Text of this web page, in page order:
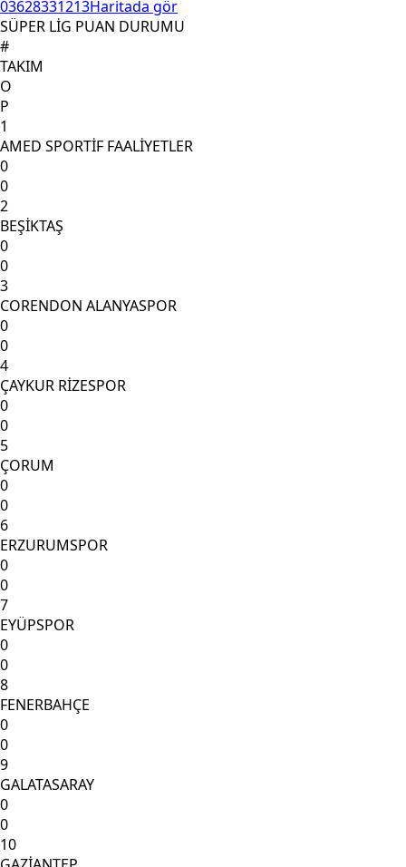
03628331213Haritada gör
SÜPER LİG PUAN DURUMU
#
TAKIM
O
P
1
AMED SPORTİF FAALİYETLER
0
0
2
BEŞİKTAŞ
0
0
3
CORENDON ALANYASPOR
0
0
4
ÇAYKUR RİZESPOR
0
0
5
ÇORUM
0
0
6
ERZURUMSPOR
0
0
7
EYÜPSPOR
0
0
8
FENERBAHÇE
0
0
9
GALATASARAY
0
0
10